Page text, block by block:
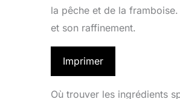
la pêche et de la
et son raffinement.
Imprimer
Où trouver les ingrédients